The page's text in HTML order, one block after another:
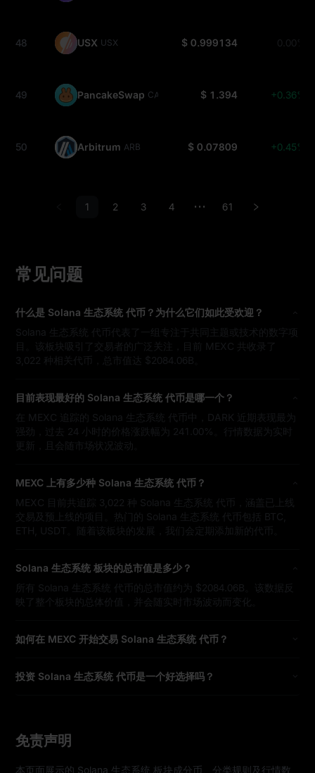
48 USX USX $ 0.999134 0.00%
49 PancakeSwap CAKE $ 1.394 +0.36%
50 Arbitrum ARB $ 0.07809 +0.45%
1 2 3 4 ••• 61
常见问题
什么是 Solana 生态系统 代币？为什么它们如此受欢迎？
Solana 生态系统 代币代表了一组专注于共同主题或技术的数字项
目。该板块吸引了交易者的广泛关注，目前 MEXC 共收录了
3,022 种相关代币，总市值达 $2084.06B。
目前表现最好的 Solana 生态系统 代币是哪一个？
在 MEXC 追踪的 Solana 生态系统 代币中，DARK 近期表现最为
强劲，过去 24 小时的价格涨跌幅为 241.00%。行情数据为实时
更新，且会随市场状况波动。
MEXC 上有多少种 Solana 生态系统 代币？
MEXC 目前共追踪 3,022 种 Solana 生态系统 代币，涵盖已上线
交易及预上线的项目。热门的 Solana 生态系统 代币包括 BTC,
ETH, USDT。随着该板块的发展，我们会定期添加新的代币。
Solana 生态系统 板块的总市值是多少？
所有 Solana 生态系统 代币的总市值约为 $2084.06B。该数据反
映了整个板块的总体价值，并会随实时市场波动而变化。
如何在 MEXC 开始交易 Solana 生态系统 代币？
投资 Solana 生态系统 代币是一个好选择吗？
免责声明
本页面展示的 Solana 生态系统 板块成分币、分类规则及行情数